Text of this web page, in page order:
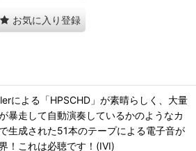
お気に入り登録
による「HPSCHD」が素晴らしく、大量
暴走して自動演奏しているかのようなカ
生成された51本のテープによる電子音が
！これは必聴です！(IVI)